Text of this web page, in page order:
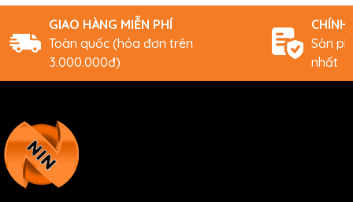
GIAO HÀNG MIỄN PHÍ
Toàn quốc (hóa đơn trên
3.000.000đ)
CHÍNH
Sản
nhất